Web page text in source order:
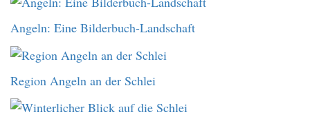
Angeln: Eine Bilderbuch-Landschaft
Region Angeln an der Schlei